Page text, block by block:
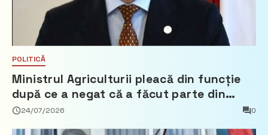
POLITICĂ
Ministrul Agriculturii pleacă din funcție
după ce a negat că a făcut parte din
Partidul Democrat
24/07/2026 0